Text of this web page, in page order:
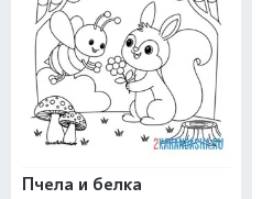
Пчела и белка